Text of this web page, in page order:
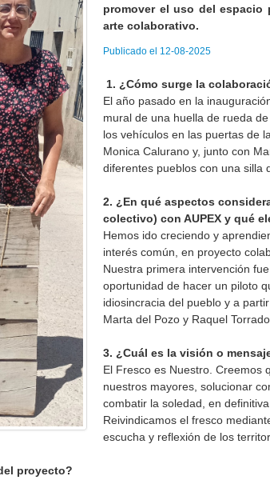
promover el uso del
arte colaborativo.
Publicado el 12-08-2025
1. ¿Cómo surge la
El año pasado en la
mural de una huella de rueda
los vehículos en las puertas de
Monica Calurano y, junto con
diferentes pueblos con una silla
2. ¿En qué aspectos
colectivo) con AUPEX y qué
Hemos ido creciendo y
interés común, en proyecto
Nuestra primera intervención
oportunidad de hacer un piloto
idiosincracia del pueblo y a
Marta del Pozo y Raquel Torrado
3. ¿Cuál es la visión o
El Fresco es Nuestro. Creemos
nuestros mayores, solucionar
combatir la soledad, en
Reivindicamos el fresco
escucha y reflexión de los
proyecto?